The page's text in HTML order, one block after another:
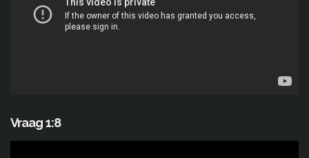
Vraag 1:8